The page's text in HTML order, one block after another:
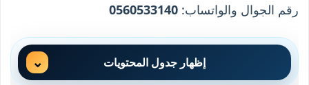
رقم الجوال والواتساب: 0560533140
إظهار جدول المحتويات